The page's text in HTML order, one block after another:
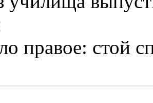
правое: стой